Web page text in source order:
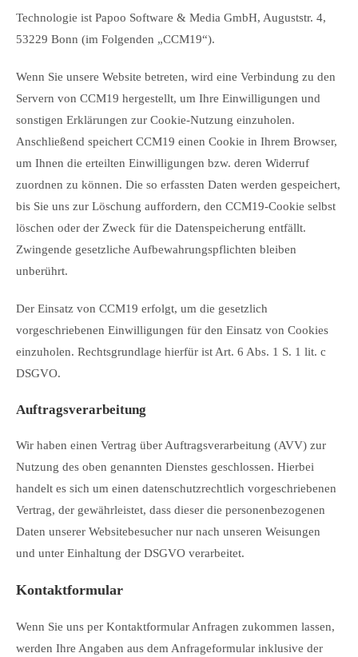
Technologie ist Papoo Software & Media GmbH, Auguststr. 4,
53229 Bonn (im Folgenden „CCM19“).
Wenn Sie unsere Website betreten, wird eine Verbindung zu den
Servern von CCM19 hergestellt, um Ihre Einwilligungen und
sonstigen Erklärungen zur Cookie-Nutzung einzuholen.
Anschließend speichert CCM19 einen Cookie in Ihrem Browser,
um Ihnen die erteilten Einwilligungen bzw. deren Widerruf
zuordnen zu können. Die so erfassten Daten werden gespeichert,
bis Sie uns zur Löschung auffordern, den CCM19-Cookie selbst
löschen oder der Zweck für die Datenspeicherung entfällt.
Zwingende gesetzliche Aufbewahrungspflichten bleiben
unberührt.
Der Einsatz von CCM19 erfolgt, um die gesetzlich
vorgeschriebenen Einwilligungen für den Einsatz von Cookies
einzuholen. Rechtsgrundlage hierfür ist Art. 6 Abs. 1 S. 1 lit. c
DSGVO.
Auftragsverarbeitung
Wir haben einen Vertrag über Auftragsverarbeitung (AVV) zur
Nutzung des oben genannten Dienstes geschlossen. Hierbei
handelt es sich um einen datenschutzrechtlich vorgeschriebenen
Vertrag, der gewährleistet, dass dieser die personenbezogenen
Daten unserer Websitebesucher nur nach unseren Weisungen
und unter Einhaltung der DSGVO verarbeitet.
Kontaktformular
Wenn Sie uns per Kontaktformular Anfragen zukommen lassen,
werden Ihre Angaben aus dem Anfrageformular inklusive der